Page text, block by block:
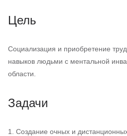
Цель
Социализация и приобретение
навыков людьми с ментальной
области.
Задачи
1. Создание очных и